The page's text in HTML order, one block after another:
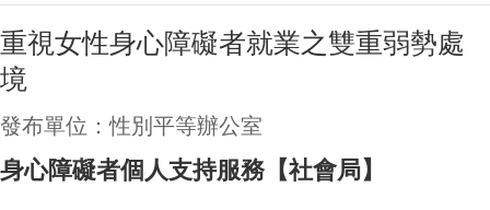
重視女性身心障礙者就業之雙重弱勢處
境
發布單位：性別平等辦公室
身心障礙者個人支持服務【社會局】